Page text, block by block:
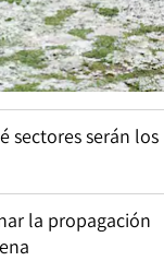
sectores serán los
la propagación